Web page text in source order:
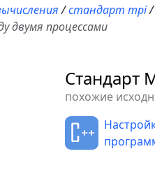
/стандарт mpi/
двумя процессами
Стандарт
похожие